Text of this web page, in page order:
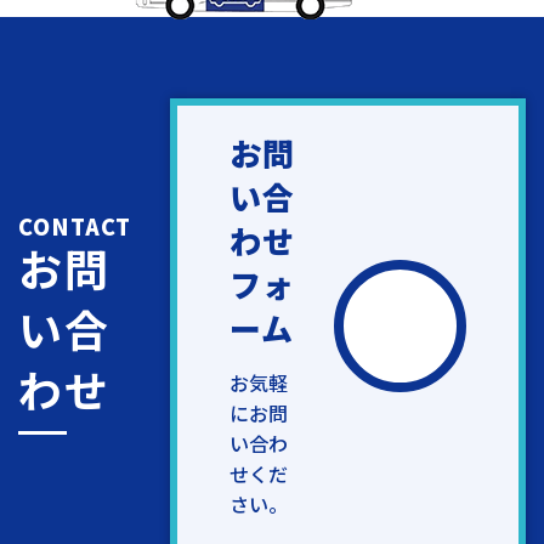
CONTACT
お問
い合
わせ
お問
い合
わせ
フォ
ーム
お気軽
にお問
い合わ
せくだ
さい。